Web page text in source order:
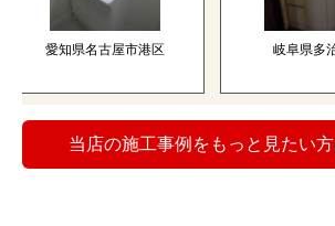
愛知県名古屋市港区 岐阜県多治見
当店の施工事例をもっと見たい